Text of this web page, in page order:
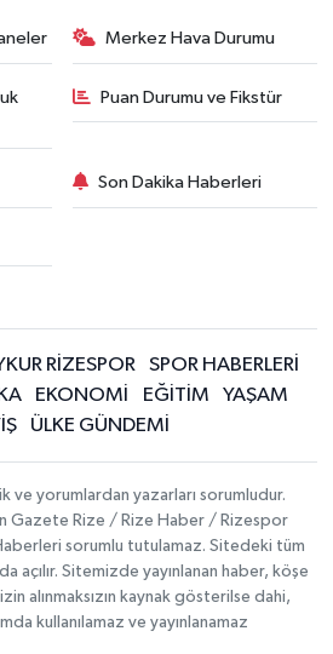
Merkez Hava Durumu
Puan Durumu ve Fikstür
Son Dakika Haberleri
RİZESPOR
SPOR HABERLERİ
EKONOMİ EĞİTİM
YAŞAM
ÜLKE GÜNDEMİ
ve yorumlardan yazarları sorumludur.
Gazete Rize / Rize Haber / Rizespor
sorumlu tutulamaz. Sitedeki tüm
açılır. Sitemizde yayınlanan haber, köşe
alınmaksızın kaynak gösterilse dahi,
kullanılamaz ve yayınlanamaz